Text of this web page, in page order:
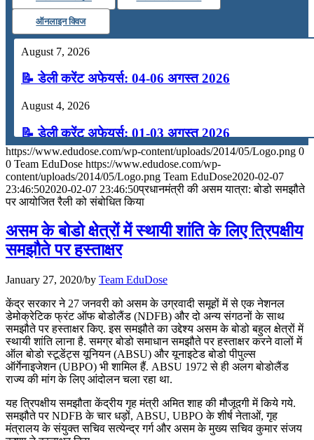
ऑनलाइन क्विज
August 7, 2026
📝 डेली करेंट अफेयर्स: 04-06 अगस्त 2026
August 4, 2026
📝 डेली करेंट अफेयर्स: 01-03 अगस्त 2026
July 31, 2026
📝 डेली करेंट अफेयर्स: 28-31 जुलाई 2026
📝 डेली करेंट अफेयर्स: 25-27 जुलाई 2026
📝 डेली करेंट अफेयर्स: 22-24 जुलाई 2026
July 22, 2026
📝 डेली करेंट अफेयर्स: 19-21 जुलाई 2026
July 19, 2026
📝 डेली करेंट अफेयर्स: 16-18 जुलाई 2026
https://www.edudose.com/wp-content/uploads/2014/05/Logo.png 0
0 Team EduDose https://www.edudose.com/wp-
content/uploads/2014/05/Logo.png Team EduDose2020-02-07
23:46:502020-02-07 23:46:50प्रधानमंत्री की असम यात्रा: बोडो समझौते
पर आयोजित रैली को संबोधित किया
असम के बोडो क्षेत्रों में स्थायी शांति के लिए त्रिपक्षीय
समझौते पर हस्ताक्षर
January 27, 2020/by Team EduDose
केंद्र सरकार ने 27 जनवरी को असम के उग्रवादी समूहों में से एक नेशनल
डेमोक्रेटिक फ्रंट ऑफ बोडोलैंड (NDFB) और दो अन्य संगठनों के साथ
समझौते पर हस्ताक्षर किए. इस समझौते का उद्देश्य असम के बोडो बहुल क्षेत्रों में
स्थायी शांति लाना है. समग्र बोडो समाधान समझौते पर हस्ताक्षर करने वालों में
ऑल बोडो स्टूडेंट्स यूनियन (ABSU) और यूनाइटेड बोडो पीपुल्स
ऑर्गेनाइजेशन (UBPO) भी शामिल हैं. ABSU 1972 से ही अलग बोडोलैंड
राज्य की मांग के लिए आंदोलन चला रहा था.
यह त्रिपक्षीय समझौता केंद्रीय गृह मंत्री अमित शाह की मौजूदगी में किये गये.
समझौते पर NDFB के चार धड़ों, ABSU, UBPO के शीर्ष नेताओं, गृह
मंत्रालय के संयुक्त सचिव सत्येन्द्र गर्ग और असम के मुख्य सचिव कुमार संजय